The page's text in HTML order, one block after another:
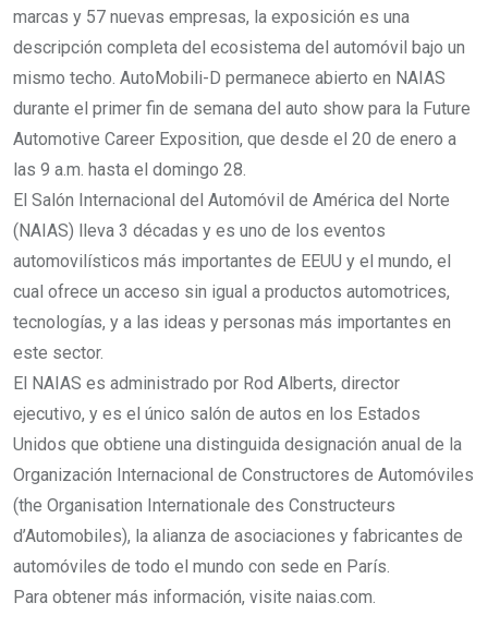
marcas y 57 nuevas empresas, la exposición es una
descripción completa del ecosistema del automóvil bajo un
mismo techo. AutoMobili-D permanece abierto en NAIAS
durante el primer fin de semana del auto show para la Future
Automotive Career Exposition, que desde el 20 de enero a
las 9 a.m. hasta el domingo 28.
El Salón Internacional del Automóvil de América del Norte
(NAIAS) lleva 3 décadas y es uno de los eventos
automovilísticos más importantes de EEUU y el mundo, el
cual ofrece un acceso sin igual a productos automotrices,
tecnologías, y a las ideas y personas más importantes en
este sector.
El NAIAS es administrado por Rod Alberts, director
ejecutivo, y es el único salón de autos en los Estados
Unidos que obtiene una distinguida designación anual de la
Organización Internacional de Constructores de Automóviles
(the Organisation Internationale des Constructeurs
d’Automobiles), la alianza de asociaciones y fabricantes de
automóviles de todo el mundo con sede en París.
Para obtener más información, visite naias.com.